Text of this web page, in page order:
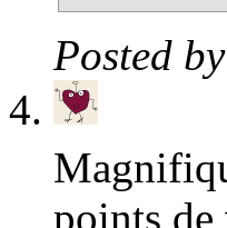
Posted
points de